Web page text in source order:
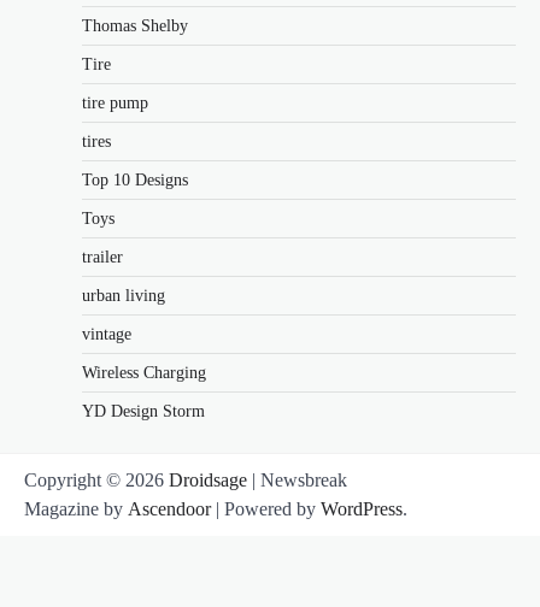
Thomas Shelby
Tire
tire pump
tires
Top 10 Designs
Toys
trailer
urban living
vintage
Wireless Charging
YD Design Storm
Copyright © 2026 Droidsage | Newsbreak
Magazine by Ascendoor| Powered by WordPress.